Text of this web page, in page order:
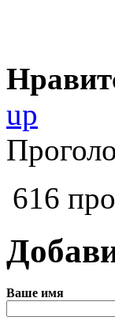
up
616
Ваше имя